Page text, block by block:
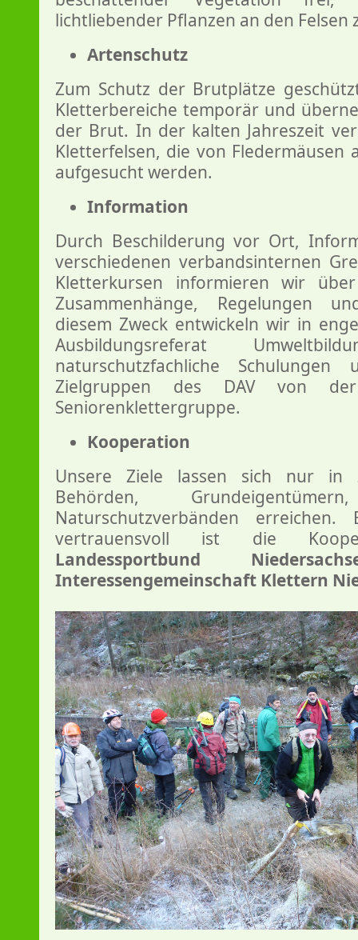
lichtliebender Pflanzen an den Felsen
Artenschutz
Zum Schutz der Brutplätze
Kletterbereiche temporär und
der Brut. In der kalten Jahreszeit
Kletterfelsen, die von Fledermäusen
aufgesucht werden.
Information
Durch Beschilderung vor Ort,
verschiedenen verbandsinternen
Kletterkursen informieren wir über
Zusammenhänge, Regelungen
diesem Zweck entwickeln wir in
Ausbildungsreferat
naturschutzfachliche
Zielgruppen des DAV von
Seniorenklettergruppe.
Kooperation
Unsere Ziele lassen sich nur in
Behörden,
Naturschutzverbänden
vertrauensvoll ist die
Landessportbund
Interessengemeinschaft Klettern